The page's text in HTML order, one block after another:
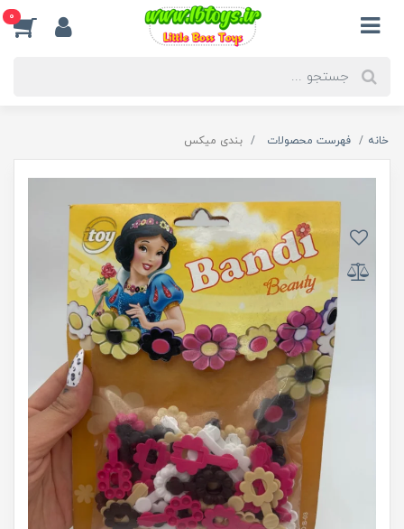
0
خانه فهرست محصولات بندی میکس